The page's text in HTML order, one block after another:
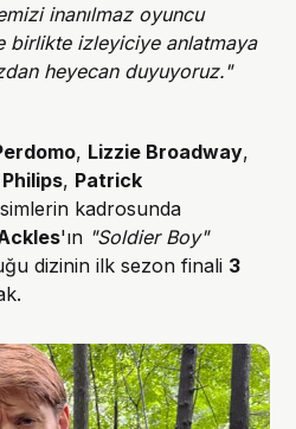
inanılmaz oyuncu
birlikte izleyiciye anlatmaya
heyecan duyuyoruz."
, Lizzie Broadway,
, Patrick
kadrosunda
'ın "Soldier Boy"
dizinin ilk sezon finali 3